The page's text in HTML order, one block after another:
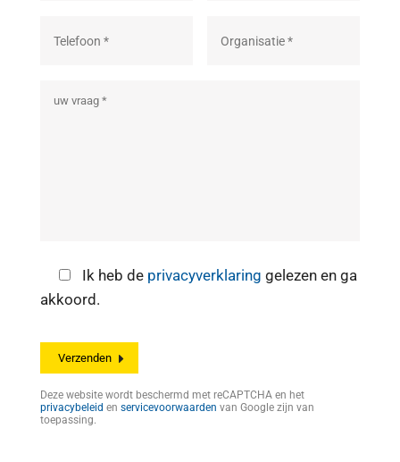
Ik heb de privacyverklaring gelezen en ga
akkoord.
Deze website wordt beschermd met reCAPTCHA en het
privacybeleid en servicevoorwaarden van Google zijn van
toepassing.